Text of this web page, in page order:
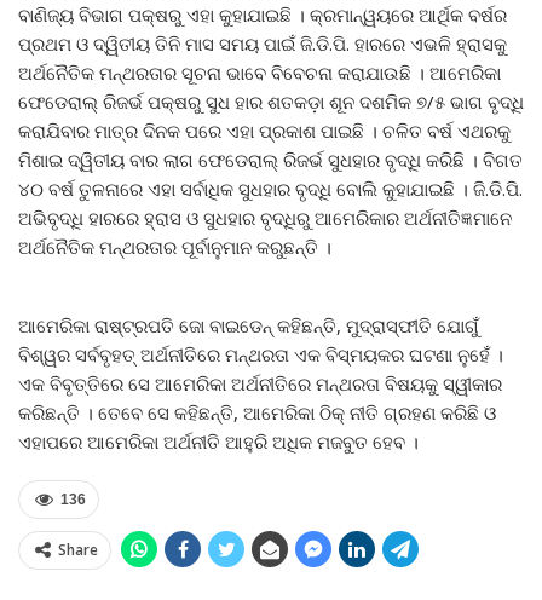
ବାଣିଜ୍ୟ ବିଭାଗ ପକ୍ଷରୁ ଏହା କୁହାଯାଇଛି । କ୍ରମାନ୍ୱୟରେ ଆର୍ଥିକ ବର୍ଷର
ପ୍ରଥମ ଓ ଦ୍ୱିତୀୟ ତିନି ମାସ ସମୟ ପାଇଁ ଜି.ଡି.ପି. ହାରରେ ଏଭଳି ହ୍ରାସକୁ
ଅର୍ଥନୈତିକ ମନ୍ଥରତାର ସୂଚନା ଭାବେ ବିବେଚନା କରାଯାଉଛି । ଆମେରିକା
ଫେଡେରାଲ୍‍ ରିଜର୍ଭ ପକ୍ଷରୁ ସୁଧ ହାର ଶତକଡ଼ା ଶୂନ ଦଶମିକ ୭/୫ ଭାଗ ବୃଦ୍ଧି
କରାଯିବାର ମାତ୍ର ଦିନକ ପରେ ଏହା ପ୍ରକାଶ ପାଇଛି । ଚଳିତ ବର୍ଷ ଏଥରକୁ
ମିଶାଇ ଦ୍ୱିତୀୟ ବାର ଲାଗ ଫେଡେରାଲ୍‍ ରିଜର୍ଭ ସୁଧହାର ବୃଦ୍ଧି କରିଛି । ବିଗତ
୪୦ ବର୍ଷ ତୁଳନାରେ ଏହା ସର୍ବାଧିକ ସୁଧହାର ବୃଦ୍ଧି ବୋଲି କୁହାଯାଇଛି । ଜି.ଡି.ପି.
ଅଭିବୃଦ୍ଧି ହାରରେ ହ୍ରାସ ଓ ସୁଧହାର ବୃଦ୍ଧିରୁ ଆମେରିକାର ଅର୍ଥନୀତିଜ୍ଞମାନେ
ଅର୍ଥନୈତିକ ମନ୍ଥରତାର ପୂର୍ବାନୁମାନ କରୁଛନ୍ତି ।
ଆମେରିକା ରାଷ୍ଟ୍ରପତି ଜୋ ବାଇଡେନ୍‍ କହିଛନ୍ତି, ମୁଦ୍ରାସ୍ଫୀତି ଯୋଗୁଁ
ବିଶ୍ୱର ସର୍ବବୃହତ୍‍ ଅର୍ଥନୀତିରେ ମନ୍ଥରତା ଏକ ବିସ୍ମୟକର ଘଟଣା ନୁହେଁ ।
ଏକ ବିବୃତ୍ତିରେ ସେ ଆମେରିକା ଅର୍ଥନୀତିରେ ମନ୍ଥରତା ବିଷୟକୁ ସ୍ୱୀକାର
କରିଛନ୍ତି । ତେବେ ସେ କହିଛନ୍ତି, ଆମେରିକା ଠିକ୍‍ ନୀତି ଗ୍ରହଣ କରିଛି ଓ
ଏହାପରେ ଆମେରିକା ଅର୍ଥନୀତି ଆହୁରି ଅଧିକ ମଜବୁତ ହେବ ।
136
Share